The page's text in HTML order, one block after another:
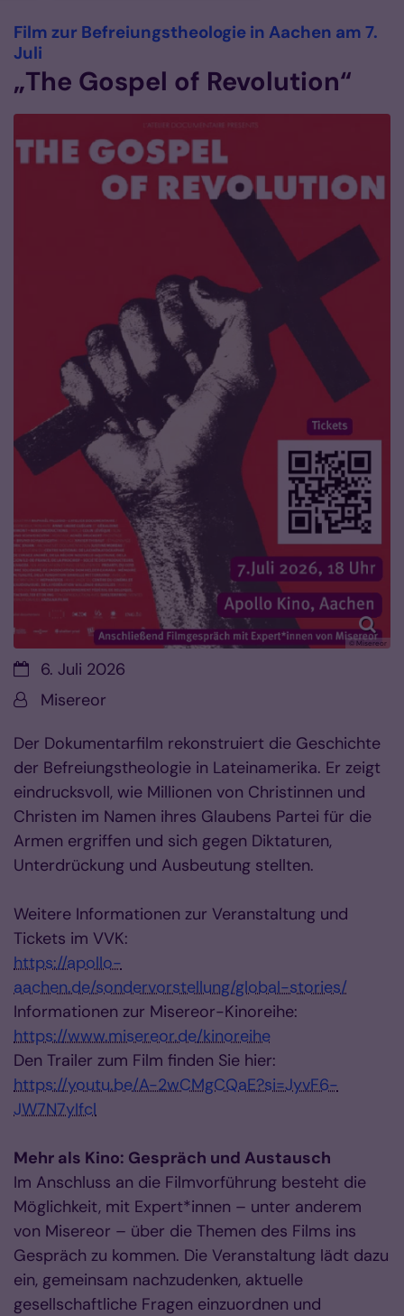
Film zur Befreiungstheologie in Aachen am 7.
Juli
„The Gospel of Revolution“
© Misereor
Datum:6. Juli 2026
Von:Misereor
Der Dokumentarfilm rekonstruiert die Geschichte
der Befreiungstheologie in Lateinamerika. Er zeigt
eindrucksvoll, wie Millionen von Christinnen und
Christen im Namen ihres Glaubens Partei für die
Armen ergriffen und sich gegen Diktaturen,
Unterdrückung und Ausbeutung stellten.
Weitere Informationen zur Veranstaltung und
Tickets im VVK:
https://apollo-
aachen.de/sondervorstellung/global-stories/
Informationen zur Misereor-Kinoreihe:
https://www.misereor.de/kinoreihe
Den Trailer zum Film finden Sie hier:
https://youtu.be/A-2wCMgCQaE?si=JyvF6-
JW7N7yIfcl
Mehr als Kino: Gespräch und Austausch
Im Anschluss an die Filmvorführung besteht die
Möglichkeit, mit Expert*innen – unter anderem
von Misereor – über die Themen des Films ins
Gespräch zu kommen. Die Veranstaltung lädt dazu
ein, gemeinsam nachzudenken, aktuelle
gesellschaftliche Fragen einzuordnen und